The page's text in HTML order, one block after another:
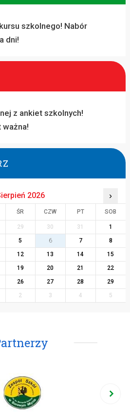
szkolnego! Nabór
dni!
z ankiet szkolnych!
2026 ›
ŚR CZW PT SOB
29 30 31
1
5 6 7
8
12 13 14
15
19 20 21
22
26 27 28
29
2 3 4 5